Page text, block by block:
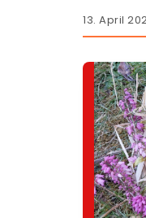
13. April